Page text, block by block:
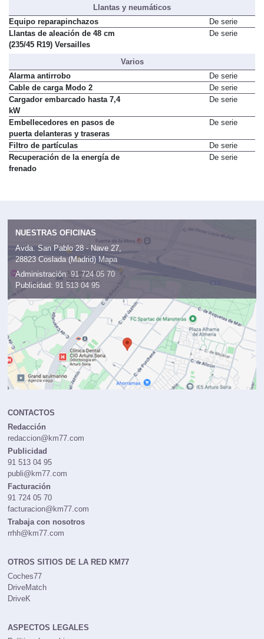
Llantas y neumáticos
Equipo reparapinchazos
De serie
Llantas de aleación de 48 cm
Varios
Alarma antirrobo
De serie
Cable de carga Modo 2
De serie
Cargador embarcado hasta 7,4
kW
Embellecedores en pasos de
puerta delanteras y traseras
Filtro de partículas
De serie
Recuperación de la energía de
NUESTRAS OFICINAS
Avda. San Pablo 28 - Nave 27,
28823 Coslada (Madrid)
Mapa
Administración:91 724 05 70
Publicidad:
CONTACTOS
Redacción
redaccion@km77.com
Publicidad
91 513 04 95
publi@km77.com
Facturación
91 724 05 70
facturacion@km77.com
Trabaja con nosotros
OTROS SITIOS DE LA RED KM77
Coches77
DriveMatch
ASPECTOS LEGALES